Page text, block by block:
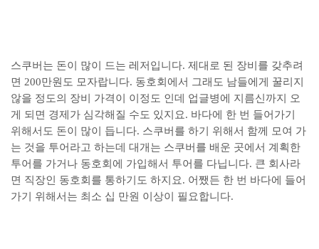
스쿠버는 돈이 많이 드는 레저입니다. 제대로 된 장비를 갖추려
면 200만원도 모자랍니다. 동호회에서 그래도 남들에게 꿀리지
않을 정도의 장비 가격이 이정도 인데 업글병에 지름신까지 오
게 되면 경제가 심각해질 수도 있지요. 바다에 한 번 들어가기
위해서도 돈이 많이 듭니다. 스쿠버를 하기 위해서 함께 모여 가
는 것을 투어라고 하는데 대개는 스쿠버를 배운 곳에서 계획한
투어를 가거나 동호회에 가입해서 투어를 다닙니다. 큰 회사라
면 직장인 동호회를 통하기도 하지요. 어쨌든 한 번 바다에 들어
가기 위해서는 최소 십 만원 이상이 필요합니다.